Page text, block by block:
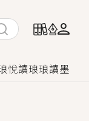
悅讀琅琅讀墨